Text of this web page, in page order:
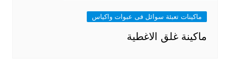
ماكينات تعبئة سوائل فى عبوات واكياس
ماكينة غلق الاغطية